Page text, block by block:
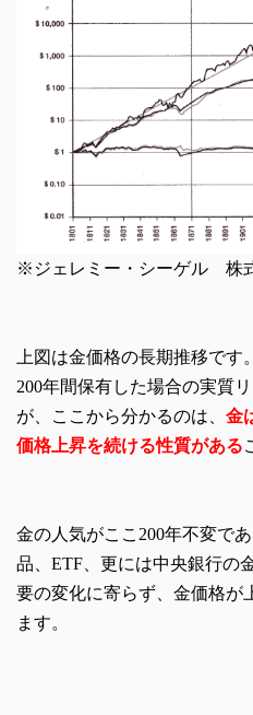
※ジェレミー・シーゲル 株
上図は金価格の長期推移です
200年間保有した場合の実質
が、ここから分かるのは、 金
価格上昇を続ける性質がある
金の人気がここ200年不変で
品、ETF、更には中央銀行の
要の変化に寄らず、金価格が
ます。